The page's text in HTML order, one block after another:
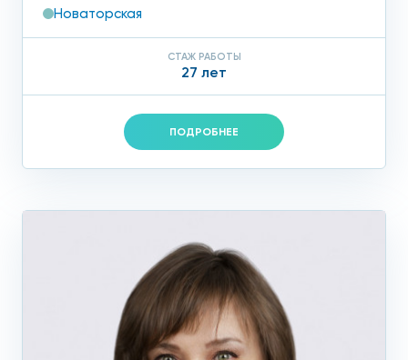
Новаторская
СТАЖ РАБОТЫ
27 лет
ПОДРОБНЕЕ